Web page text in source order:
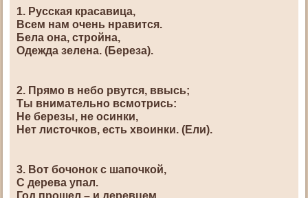
1. Русская красавица,
Всем нам очень нравится.
Бела она, стройна,
Одежда зелена. (Береза).
2. Прямо в небо рвутся, ввысь;
Ты внимательно всмотрись:
Не березы, не осинки,
Нет листочков, есть хвоинки. (Ели).
3. Вот бочонок с шапочкой,
С дерева упал.
Год прошел – и деревцем